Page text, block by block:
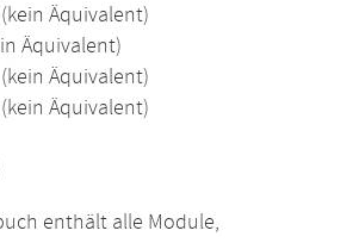
Äquivalent)
Äquivalent)
Äquivalent)
Äquivalent)
enthält alle Module,